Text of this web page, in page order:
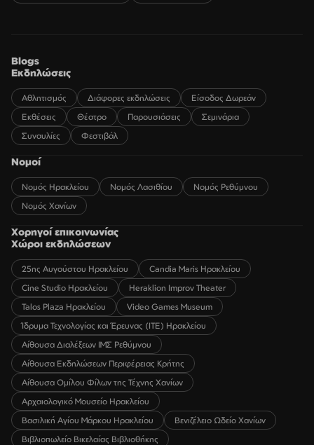
Blogs
Εκδηλώσεις
Αθλητισμός Διάφορες εκδηλώσεις
Είσοδος Δωρεάν
Εκθέσεις
Θέατρο Παρουσιάσεις
Σεμινάρια
Συναυλίες
Φεστιβάλ
Νομοί
Νομός Ηρακλείου Νομός Λασιθίου
Νομός Ρεθύμνου
Νομός Χανίων
Χορηγοί επικοινωνίας
Χώροι εκδηλώσεων
25ης Αυγούστου Ηρακλείου
Candia Maris Ηρακλείου
Cine Studio Ηρακλείου
Heraklion Improv Theater
Talos Plaza Ηρακλείου
Video Games Museum
Ίδρυμα Τεχνολογίας και Έρευνας (ΙΤΕ) Ηρακλείου
Αίθουσα Διαλέξεων ΙΜΣ Ρεθύμνου
Αίθουσα Εκδηλώσεων Περιφέρειας Κρήτης
Αίθουσα Ομίλου Φίλων της Τέχνης Χανίων
Αρχαιολογικό Μουσείο Ηρακλείου
Βασιλική Αγίου Μάρκου Ηρακλείου
Βενιζέλειο Ωδείο Χανίων
Βιβλιοπωλείο Βικελαίας Βιβλιοθήκης